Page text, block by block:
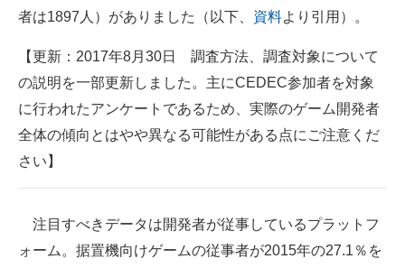
ビジネスと働き方のヒント
AI活用のいまが分かる
企業ITのトレンドを詳説
経営リーダーのコミュニティ
ITエンジニア向け専門サイト
企業向けIT製品の総合サイト
者は1897人）がありました（以下、 資料より引用）。
【更新：2017年8月30日 調査方法、調査対象について
の説明を一部更新しました。主にCEDEC参加者を対象
に行われたアンケートであるため、実際のゲーム開発者
全体の傾向とはやや異なる可能性がある点にご注意くだ
さい】
注目すべきデータは開発者が従事しているプラットフ
ォーム。据置機向けゲームの従事者が2015年の27.1％を